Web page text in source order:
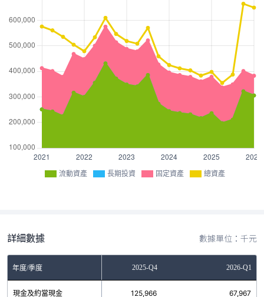
流動資產 長期投資 固定資產 總資產
詳細數據 數據單位：千元
年度/季度2025-Q3 2025-Q4 2026-Q1
現金及約當現金
27,284 125,966 67,967